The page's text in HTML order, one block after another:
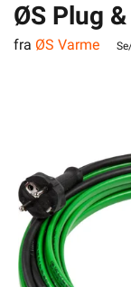
ØS Plug
fra ØS Varme